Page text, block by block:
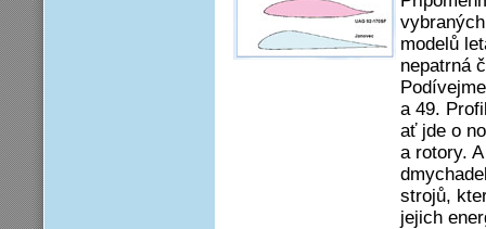
modelů
nepatrná
a 49.
ať jde o
a rotory.
strojů,
jejich